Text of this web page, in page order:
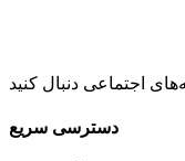
دسترسی سریع